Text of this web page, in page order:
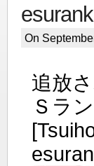
On
追放
Ｓラ